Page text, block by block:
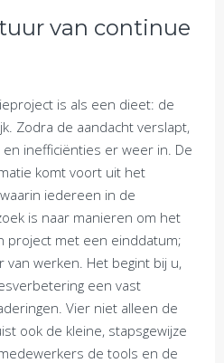
van continue
is als een dieet: de
Zodra de aandacht verslapt,
inefficiënties er weer in. De
komt voort uit het
iedereen in de
is naar manieren om het
project met een einddatum;
werken. Het begint bij u,
een vast
Vier niet alleen de
ook de kleine, stapsgewijze
de tools en de